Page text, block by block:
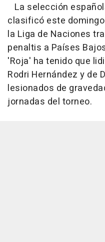
La selección
clasificó este
la Liga de Naciones
penaltis a Países
'Roja' ha tenido que
Rodri Hernández y de
lesionados de
jornadas del torneo.